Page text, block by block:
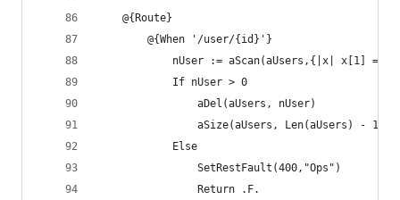
    @{Route}
        @{When '/user/{id}'}
nUser := aScan(aUsers,{|x| x[1] ==
            If nUser > 0
                aDel(aUsers, nUser)
                aSize(aUsers, Len(aUsers) - 1)
            Else
                SetRestFault(400,"Ops")
                Return .F.